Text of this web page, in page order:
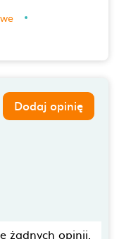
Dodaj opinię
żadnych opinii.